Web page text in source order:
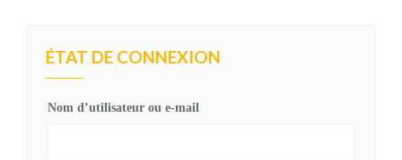
ÉTAT DE CONNEXION
Nom d’utilisateur ou e-mail